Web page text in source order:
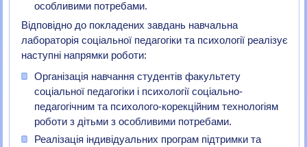
особливими потребами.
Відповідно до покладених завдань навчальна
лабораторія соціальної педагогіки та психології реалізує
наступні напрямки роботи:
Організація навчання студентів факультету
соціальної педагогіки і психології соціально-
педагогічним та психолого-корекційним технологіям
роботи з дітьми з особливими потребами.
Реалізація індивідуальних програм підтримки та